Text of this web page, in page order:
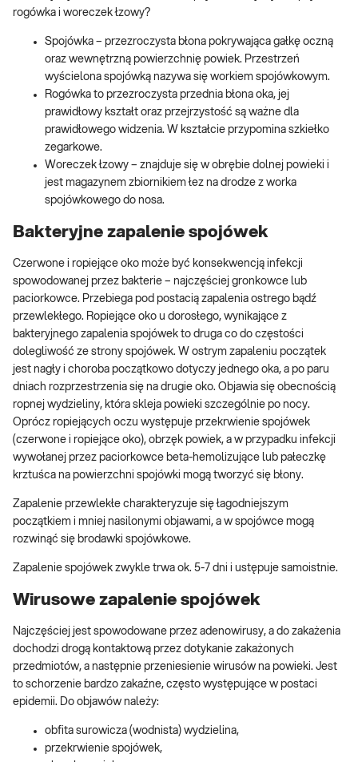
rogówka i woreczek łzowy?
Spojówka – przezroczysta błona pokrywająca gałkę oczną
oraz wewnętrzną powierzchnię powiek. Przestrzeń
wyścielona spojówką nazywa się workiem spojówkowym.
Rogówka to przezroczysta przednia błona oka, jej
prawidłowy kształt oraz przejrzystość są ważne dla
prawidłowego widzenia. W kształcie przypomina szkiełko
zegarkowe.
Woreczek łzowy – znajduje się w obrębie dolnej powieki i
jest magazynem zbiornikiem łez na drodze z worka
spojówkowego do nosa.
Bakteryjne zapalenie spojówek
Czerwone i ropiejące oko może być konsekwencją infekcji
spowodowanej przez bakterie – najczęściej gronkowce lub
paciorkowce. Przebiega pod postacią zapalenia ostrego bądź
przewlekłego. Ropiejące oko u dorosłego, wynikające z
bakteryjnego zapalenia spojówek to druga co do częstości
dolegliwość ze strony spojówek. W ostrym zapaleniu początek
jest nagły i choroba początkowo dotyczy jednego oka, a po paru
dniach rozprzestrzenia się na drugie oko. Objawia się obecnością
ropnej wydzieliny, która skleja powieki szczególnie po nocy.
Oprócz ropiejących oczu występuje przekrwienie spojówek
(czerwone i ropiejące oko), obrzęk powiek, a w przypadku infekcji
wywołanej przez paciorkowce beta-hemolizujące lub pałeczkę
krztuśca na powierzchni spojówki mogą tworzyć się błony.
Zapalenie przewlekłe charakteryzuje się łagodniejszym
początkiem i mniej nasilonymi objawami, a w spojówce mogą
rozwinąć się brodawki spojówkowe.
Zapalenie spojówek zwykle trwa ok. 5-7 dni i ustępuje samoistnie.
Wirusowe zapalenie spojówek
Najczęściej jest spowodowane przez adenowirusy, a do zakażenia
dochodzi drogą kontaktową przez dotykanie zakażonych
przedmiotów, a następnie przeniesienie wirusów na powieki. Jest
to schorzenie bardzo zakaźne, często występujące w postaci
epidemii. Do objawów należy:
obfita surowicza (wodnista) wydzielina,
przekrwienie spojówek,